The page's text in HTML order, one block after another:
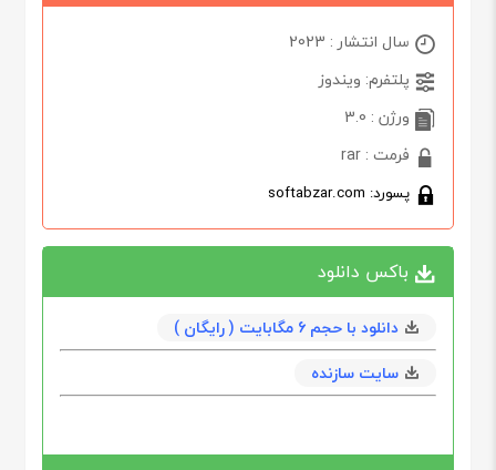
سال انتشار : 2023
پلتفرم: ویندوز
ورژن : 3.0
فرمت : rar
پسورد: softabzar.com
باکس دانلود
دانلود با حجم 6 مگابايت ( رایگان )
سایت سازنده